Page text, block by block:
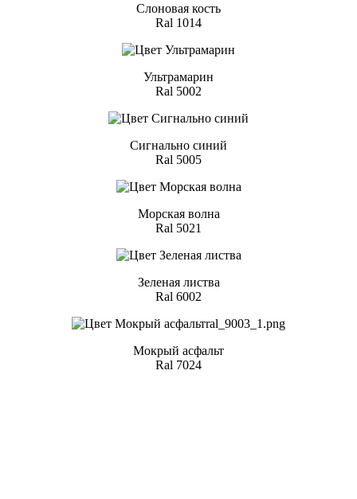
Слоновая кость
Ral 1014
Ультрамарин
Ral 5002
Сигнально синий
Ral 5005
Морская волна
Ral 5021
Зеленая листва
Ral 6002
Мокрый асфальт
Ral 7024